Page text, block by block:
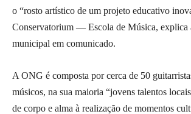
o “rosto artístico de um projeto educativo
Conservatorium — Escola de Música, explica
municipal em comunicado.
A ONG é composta por cerca de 50
músicos, na sua maioria “jovens talentos
de corpo e alma à realização de momentos